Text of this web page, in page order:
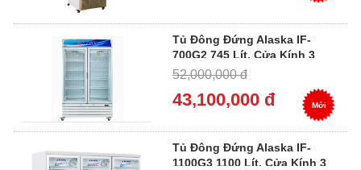
Tủ Đông Đứng Alaska IF-
700G2 745 Lít, Cửa Kính 3
Lớp Low-E
52,000,000 đ
43,100,000 đ Mới
Tủ Đông Đứng Alaska IF-
1100G3 1100 Lít, Cửa Kính 3